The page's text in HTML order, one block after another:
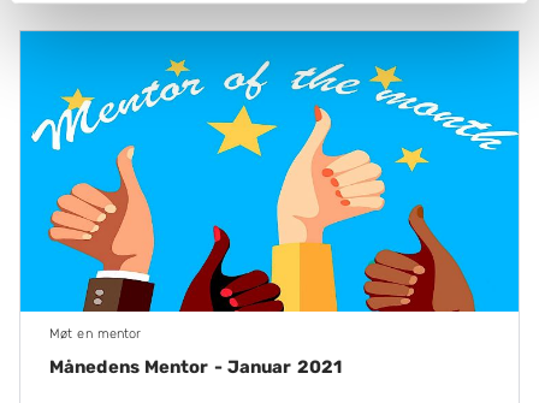
Møt en mentor
Månedens Mentor - Januar 2021